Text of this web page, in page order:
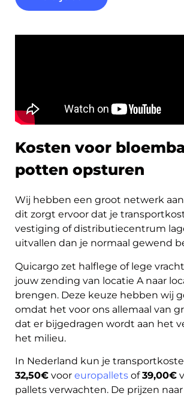
Kosten voor
potten opsturen
Wij hebben een groot netwerk
dit zorgt ervoor dat je
vestiging of distributiecentrum
uitvallen dan je normaal gewend
Quicargo zet halflege of lege
jouw zending van locatie A naar
brengen. Deze keuze hebben wij
omdat het voor ons allemaal van
dat er bijgedragen wordt aan het
het milieu.
In Nederland kun je
32,50€ voor europallets of39,00€
pallets verwachten. De prijzen